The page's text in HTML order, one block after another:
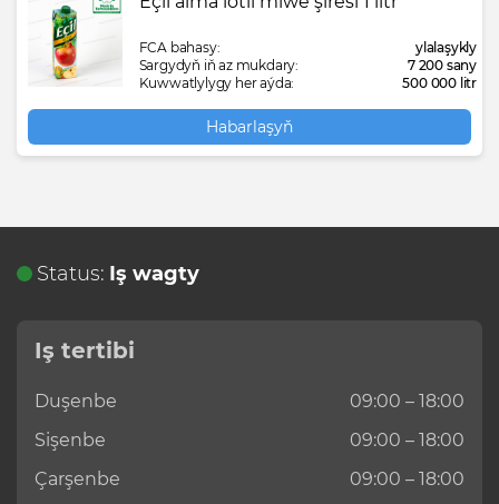
FCA bahasy:
ylalaşykly
Sargydyň iň az mukdary:
7 200 sany
Kuwwatlylygy her aýda:
500 000 litr
Habarlaşyň
Status: Iş wagty
Iş tertibi
Duşenbe
09:00 – 18:00
Sişenbe
09:00 – 18:00
Çarşenbe
09:00 – 18:00